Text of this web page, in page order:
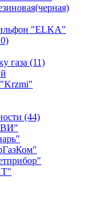
"ELKA"
газа (11)
(44)